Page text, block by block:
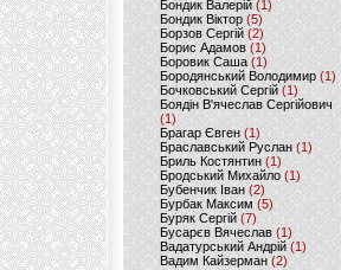
Бондик Валерій (1)
Бондик Віктор(5)
Борзов Сергiй (2)
Борис Адамов(1)
Боровик Саша (1)
Бородянський Володимир (1)
Бочковський Сергій (1)
Боядін В'ячеслав Сергійович
(1)
Брагар Євген (1)
Браславський Руслан (1)
Бриль Костянтин (1)
Бродський Михайло (1)
Бубенчик Іван(2)
Бурбак Максим (5)
Буряк Сергій (7)
Бусарєв Вячеслав (1)
Вадатурський Андрій (1)
Вадим Кайзерман (2)